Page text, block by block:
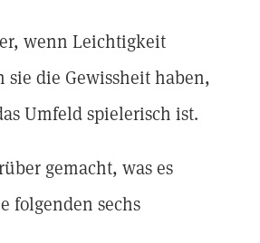
wenn Leichtigkeit
sie die Gewissheit haben,
Umfeld spielerisch ist.
gemacht, was es
folgenden sechs